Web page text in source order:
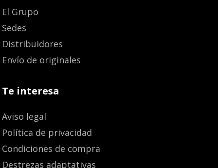
El Grupo
Sedes
Distribuidores
Envío de originales
Te interesa
Aviso legal
Política de privacidad
Condiciones de compra
Destrezas adaptativas